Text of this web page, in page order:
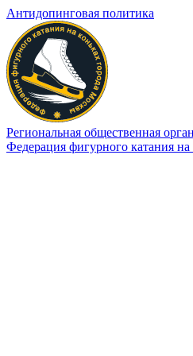
Антидопинговая политика
Региональная общественная
Федерация фигурного катания